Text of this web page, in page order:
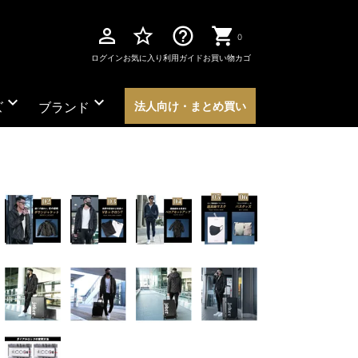
perm_identity
ログイン
star_border
お気に入り
help_outline
利用ガイド
0
お買い物カゴ
expand_more ブランド expand_more 法人向け・まとめ買い